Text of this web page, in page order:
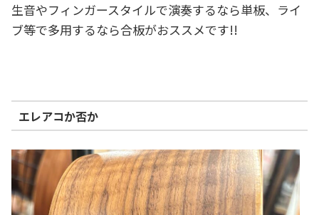
生音やフィンガースタイルで演奏するなら単板、ライ
ブ等で多用するなら合板がおススメです!!
エレアコか否か